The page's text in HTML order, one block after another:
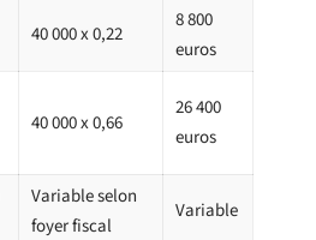
40 000 x 0,22
8 800
euros
40 000 x 0,66
26 400
euros
Variable selon
foyer fiscal
Variable